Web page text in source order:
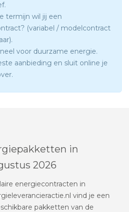
termijn wil jij een
(variabel / modelcontract
voor duurzame energie.
aanbieding en sluit online je
in
2026
energiecontracten in
vind je een
pakketten van de